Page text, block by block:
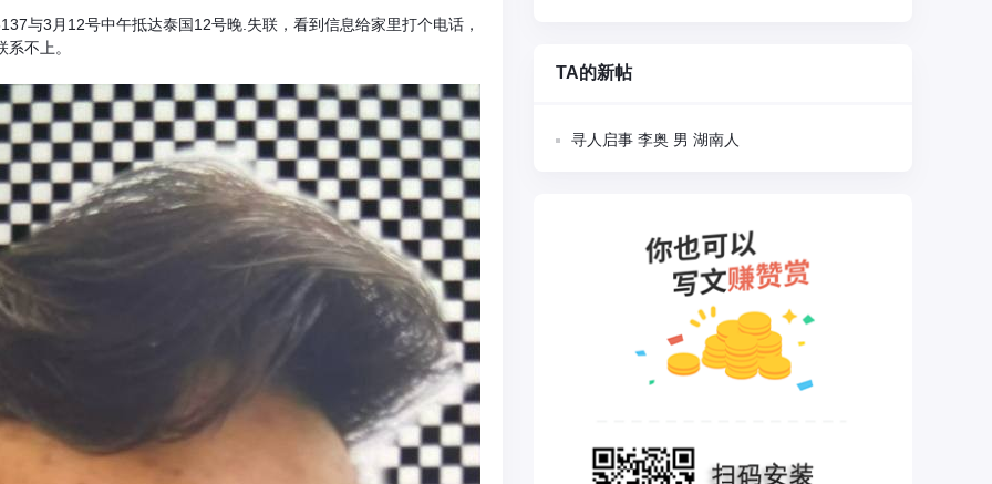
与3月12号中午抵达泰国12号晚.失联，看到信息给家里打个电话，
不上。
TA的新帖
寻人启事 李奥 男 湖南人